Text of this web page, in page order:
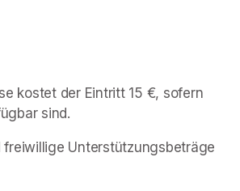
kostet der Eintritt 15 €, sofern
sind.
freiwillige Unterstützungsbeträge